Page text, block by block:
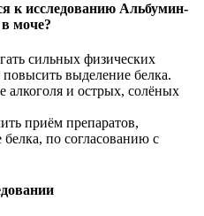
к исследованию Альбумин-
моче?
сильных физических
выделение белка.
алкоголя и острых, солёных
приём препаратов,
по согласованию с